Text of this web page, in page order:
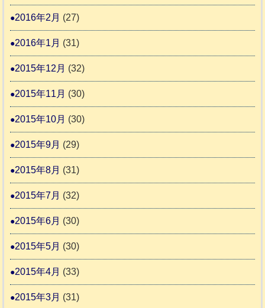
2016年2月 (27)
2016年1月 (31)
2015年12月 (32)
2015年11月 (30)
2015年10月 (30)
2015年9月 (29)
2015年8月 (31)
2015年7月 (32)
2015年6月 (30)
2015年5月 (30)
2015年4月 (33)
2015年3月 (31)